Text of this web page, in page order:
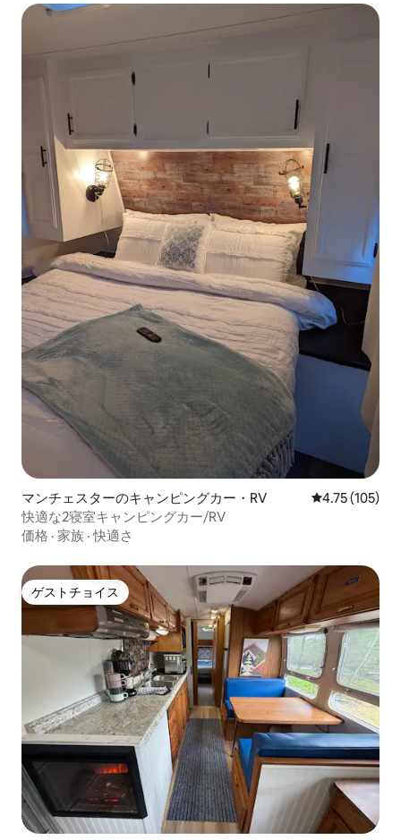
マンチェスターのキャンピングカー・RV レビュー105
4.75 (105)
快適な2寝室キャンピングカー/RV
価格 · 家族 ·快適さ
ゲストチョイス
ゲストチョイス